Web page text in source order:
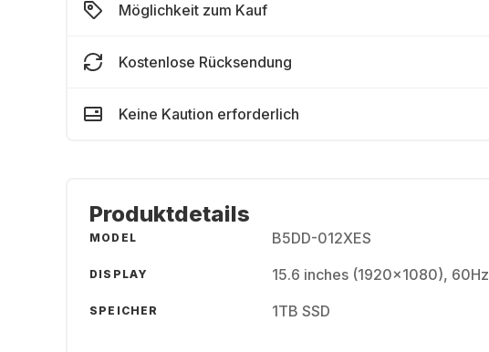
Möglichkeit zum Kauf
Kostenlose Rücksendung
Keine Kaution erforderlich
Produktdetails
MODEL B5DD-012XES
DISPLAY 15.6 inches (1920x1080), 60Hz
SPEICHER 1TB SSD